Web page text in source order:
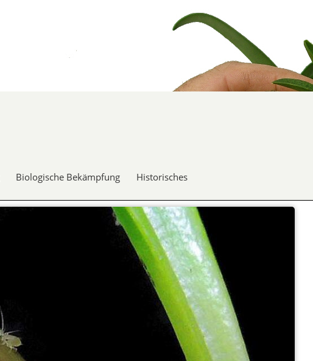
Biologische Bekämpfung Historisches